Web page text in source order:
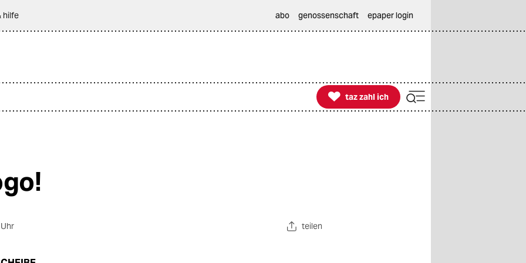
hilfe abo genossenschaft epaper login

taz zahl ich
taz zahl ich
teilen